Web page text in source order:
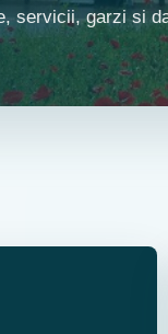
servicii, garzi si